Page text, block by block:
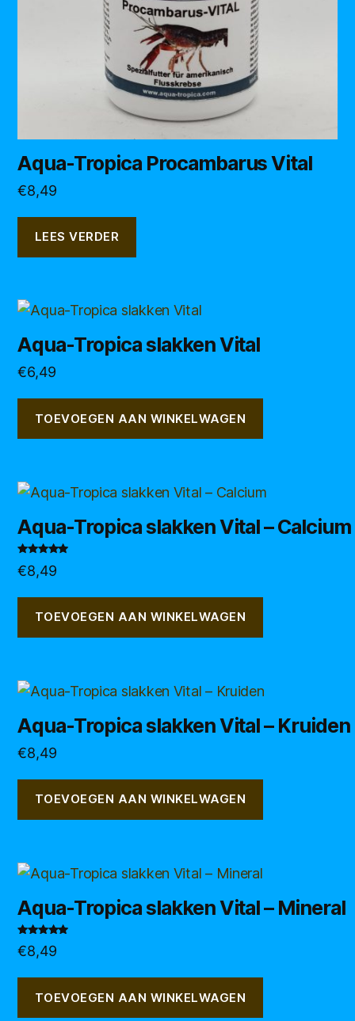
Aqua-Tropica Procambarus Vital
€8,49
LEES VERDER
Aqua-Tropica slakken Vital
€6,49
TOEVOEGEN AAN WINKELWAGEN
Aqua-Tropica slakken Vital – Calcium
Gewaardeerd
5.00 uit 5
€8,49
TOEVOEGEN AAN WINKELWAGEN
Aqua-Tropica slakken Vital – Kruiden
€8,49
TOEVOEGEN AAN WINKELWAGEN
Aqua-Tropica slakken Vital – Mineral
Gewaardeerd
5.00 uit 5
€8,49
TOEVOEGEN AAN WINKELWAGEN